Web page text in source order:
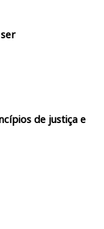
de justiça e